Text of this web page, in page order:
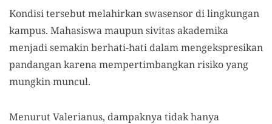
Kondisi tersebut melahirkan swasensor di lingkungan
kampus. Mahasiswa maupun sivitas akademika
menjadi semakin berhati-hati dalam mengekspresikan
pandangan karena mempertimbangkan risiko yang
mungkin muncul.
Menurut Valerianus, dampaknya tidak hanya